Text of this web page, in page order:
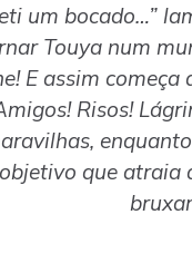
um bocado…”
Touya num
E assim
Risos!
que atraia